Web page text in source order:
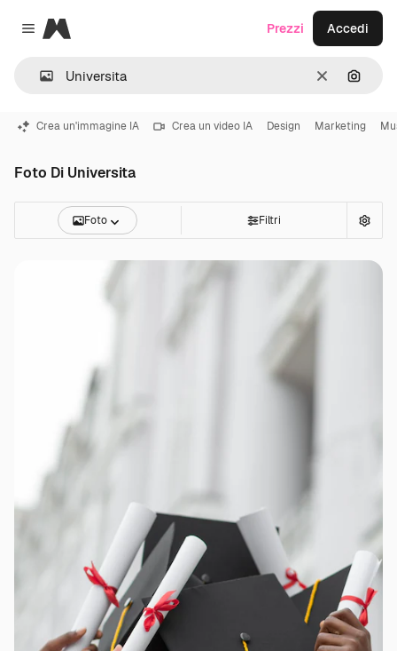
Close menu
Magnific
CancellaCerca
Prezzi Accedi
Crea un'immagine IA Crea un video IA Design Marketing
Foto Di Universita
Foto Filtri